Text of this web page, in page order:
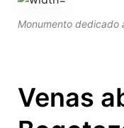
Monumento dedicado
Venas